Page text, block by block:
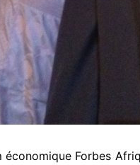
économique Forbes